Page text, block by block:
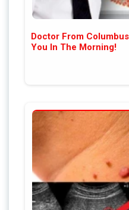
Doctor From
You In The Morning!